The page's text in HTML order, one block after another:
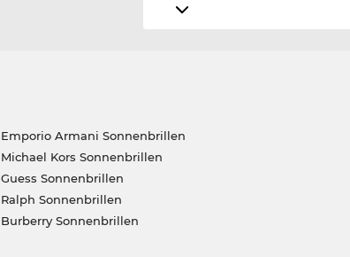
Emporio Armani Sonnenbrillen
Michael Kors Sonnenbrillen
Guess Sonnenbrillen
Ralph Sonnenbrillen
Burberry Sonnenbrillen